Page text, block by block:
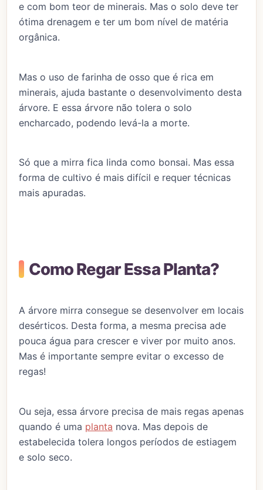
e com bom teor de minerais. Mas o solo deve ter
ótima drenagem e ter um bom nível de matéria
orgânica.
Mas o uso de farinha de osso que é rica em
minerais, ajuda bastante o desenvolvimento desta
árvore. E essa árvore não tolera o solo
encharcado, podendo levá-la a morte.
Só que a mirra fica linda como bonsai. Mas essa
forma de cultivo é mais difícil e requer técnicas
mais apuradas.
Como Regar Essa Planta?
A árvore mirra consegue se desenvolver em locais
desérticos. Desta forma, a mesma precisa ade
pouca água para crescer e viver por muito anos.
Mas é importante sempre evitar o excesso de
regas!
Ou seja, essa árvore precisa de mais regas apenas
quando é uma planta nova. Mas depois de
estabelecida tolera longos períodos de estiagem
e solo seco.